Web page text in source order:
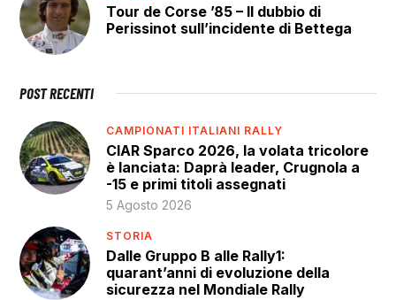
Tour de Corse ’85 – Il dubbio di
Perissinot sull’incidente di Bettega
POST RECENTI
CAMPIONATI ITALIANI RALLY
CIAR Sparco 2026, la volata tricolore
è lanciata: Daprà leader, Crugnola a
-15 e primi titoli assegnati
5 Agosto 2026
STORIA
Dalle Gruppo B alle Rally1:
quarant’anni di evoluzione della
sicurezza nel Mondiale Rally